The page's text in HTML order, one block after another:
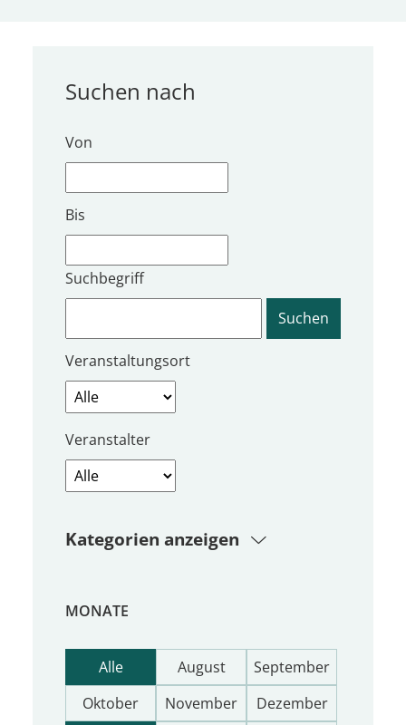
Von
Bis
Suchen nach
Suchbegriff
Veranstaltungsort
Veranstalter
Kategorien anzeigen
MONATE
Alle August
September
Oktober
November Dezember